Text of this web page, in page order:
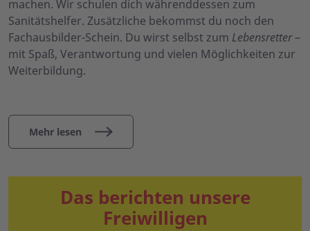
machen. Wir schulen dich währenddessen zum
Sanitätshelfer. Zusätzliche bekommst du noch den
Fachausbilder-Schein. Du wirst selbst zum Lebensretter–
mit Spaß, Verantwortung und vielen Möglichkeiten zur
Weiterbildung.
Mehr lesen
Das berichten unsere
Freiwilligen